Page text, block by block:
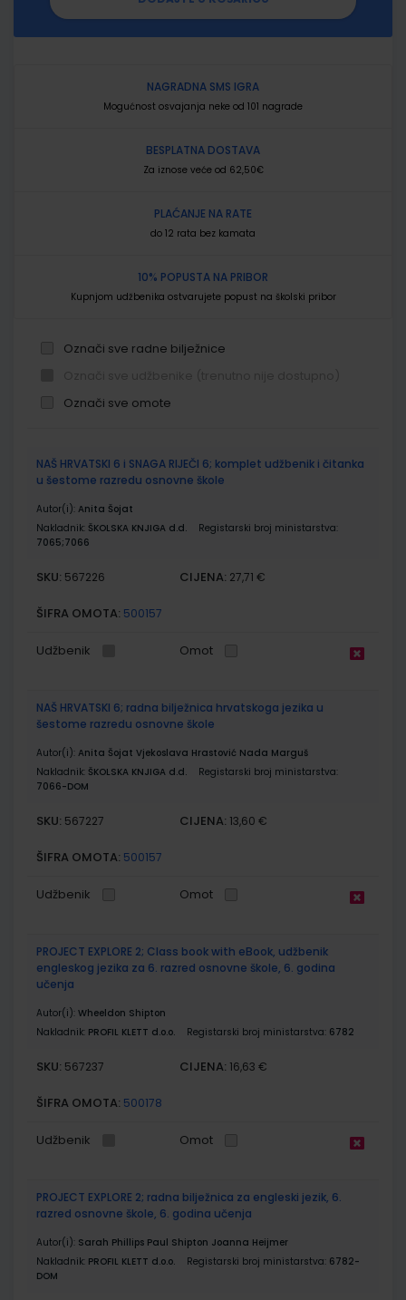
NAGRADNA SMS IGRA
Mogućnost osvajanja neke od 101 nagrade
BESPLATNA DOSTAVA
Za iznose veće od 62,50€
PLAĆANJE NA RATE
do 12 rata bez kamata
10% POPUSTA NA PRIBOR
Kupnjom udžbenika ostvarujete popust na školski pribor
Označi sve radne bilježnice
Označi sve omote
proizvodi
NAŠ HRVATSKI 6 i SNAGA RIJEČI 6; komplet udžbenik i čitanka
u šestome razredu osnovne škole
Autor(i): Anita Šojat
Nakladnik: ŠKOLSKA KNJIGA d.d.
Registarski broj ministarstva:
7065;7066
SKU: 567226 CIJENA: 27,71 €
ŠIFRA OMOTA: 500157
Udžbenik Omot
NAŠ HRVATSKI 6; radna bilježnica hrvatskoga jezika u
šestome razredu osnovne škole
Autor(i): Anita Šojat Vjekoslava Hrastović Nada Marguš
Nakladnik: ŠKOLSKA KNJIGA d.d.
Registarski broj ministarstva:
7066-DOM
SKU: 567227 CIJENA: 13,60 €
ŠIFRA OMOTA: 500157
Udžbenik Omot
PROJECT EXPLORE 2; Class book with eBook, udžbenik
engleskog jezika za 6. razred osnovne škole, 6. godina
učenja
Autor(i): Wheeldon Shipton
Nakladnik: PROFIL KLETT d.o.o. Registarski broj ministarstva: 6782
SKU: 567237 CIJENA: 16,63 €
ŠIFRA OMOTA: 500178
Udžbenik Omot
PROJECT EXPLORE 2; radna bilježnica za engleski jezik, 6.
razred osnovne škole, 6. godina učenja
Autor(i): Sarah Phillips Paul Shipton Joanna Heijmer
Nakladnik: PROFIL KLETT d.o.o. Registarski broj ministarstva: 6782-
DOM